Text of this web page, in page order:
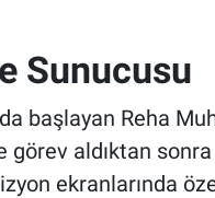
Sunucusu
başlayan Reha
aldıktan sonra
ekranlarında